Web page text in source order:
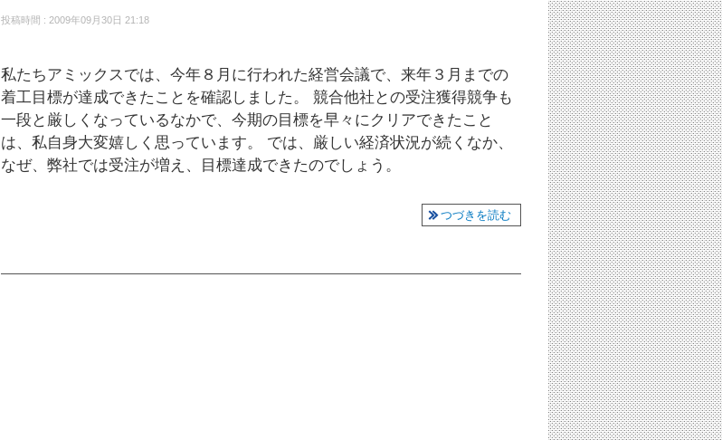
投稿時間 : 2009年09月30日 21:18
私たちアミックスでは、今年８月に行われた経営会議で、来年３月までの
着工目標が達成できたことを確認しました。 競合他社との受注獲得競争も
一段と厳しくなっているなかで、今期の目標を早々にクリアできたこと
は、私自身大変嬉しく思っています。 では、厳しい経済状況が続くなか、
なぜ、弊社では受注が増え、目標達成できたのでしょう。
つづきを読む